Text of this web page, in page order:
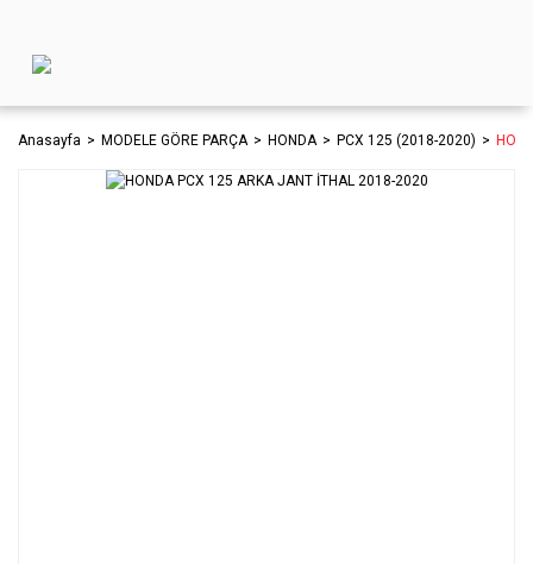
Anasayfa MODELE GÖRE PARÇA HONDA PCX 125 (2018-2020)